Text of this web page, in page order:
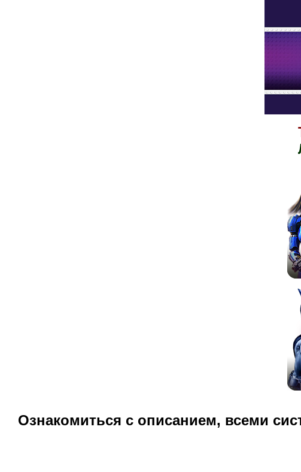
Ознакомиться с описанием, всеми